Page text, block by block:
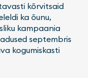
kõrvitsaid
ka õunu,
kampaania
septembris
kogumiskasti